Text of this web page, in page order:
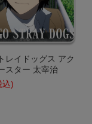
レイドッグス アク
スター 太宰治
込)